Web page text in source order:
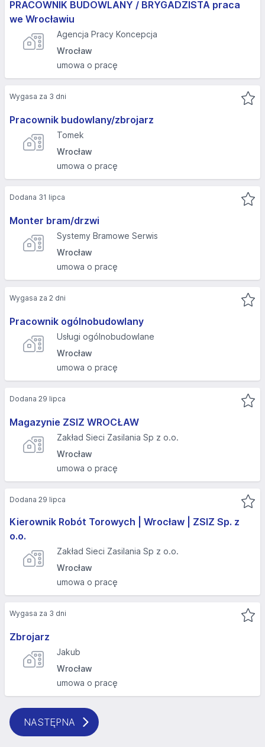
PRACOWNIK BUDOWLANY / BRYGADZISTA praca
we Wrocławiu
Agencja Pracy Koncepcja
Wrocław
umowa o pracę
Pracownik budowlany/zbrojarz
Tomek
Wrocław
umowa o pracę
Wygasa za 3 dni
Monter bram/drzwi
Systemy Bramowe Serwis
Wrocław
umowa o pracę
Dodana 31 lipca
Pracownik ogólnobudowlany
Usługi ogólnobudowlane
Wrocław
umowa o pracę
Wygasa za 2 dni
Magazynie ZSIZ WROCŁAW
Zakład Sieci Zasilania Sp z o.o.
Wrocław
umowa o pracę
Dodana 29 lipca
Kierownik Robót Torowych | Wrocław | ZSIZ Sp. z
o.o.
Zakład Sieci Zasilania Sp z o.o.
Wrocław
umowa o pracę
Dodana 29 lipca
Zbrojarz
Jakub
Wrocław
umowa o pracę
Wygasa za 3 dni
NASTĘPNA